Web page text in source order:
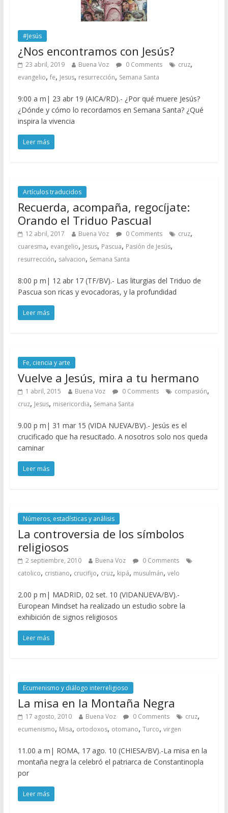
#Jesús
¿Nos encontramos con Jesús?
23 abril, 2019 Buena Voz 0 Comments cruz,
evangelio, fe, Jesus, resurrección, Semana Santa
9:00 a m| 23 abr 19 (AICA/RD).- ¿Por qué muere Jesús?
¿Dónde y cómo lo recordamos en Semana Santa? ¿Qué
inspira la vivencia
Leer más
Artículos traducidos
Recuerda, acompaña, regocíjate:
Orando el Triduo Pascual
12 abril, 2017 Buena Voz 0 Comments cruz,
cuaresma, evangelio, Jesus, Pascua, Pasión de Jesús,
resurrección, salvacion, Semana Santa
8:00 p m| 12 abr 17 (TF/BV).- Las liturgias del Triduo de
Pascua son ricas y evocadoras, y la profundidad
Leer más
Fe, ciencia y arte
Vuelve a Jesús, mira a tu hermano
1 abril, 2015 Buena Voz 0 Comments compasión,
cruz, Jesus, misericordia, Semana Santa
9.00 p m| 31 mar 15 (VIDA NUEVA/BV).- Jesús es el
crucificado que ha resucitado. A nosotros solo nos queda
caminar
Leer más
Números, estadísticas y análisis
La controversia de los símbolos
religiosos
2 septiembre, 2010 Buena Voz
0 Comments
catolico, cristiano, crucifijo, cruz, kipá, musulmán, velo
2.00 p m| MADRID, 02 set. 10 (VIDANUEVA/BV).-
European Mindset ha realizado un estudio sobre la
exhibición de signos religiosos
Leer más
Ecumenismo y diálogo interreligioso
La misa en la Montaña Negra
17 agosto, 2010 Buena Voz 0 Comments cruz,
ecumenismo, Misa, ortodoxos, otomano, Turco, virgen
11.00 a m| ROMA, 17 ago. 10 (CHIESA/BV).-La misa en la
montaña negra la celebró el patriarca de Constantinopla
por
Leer más